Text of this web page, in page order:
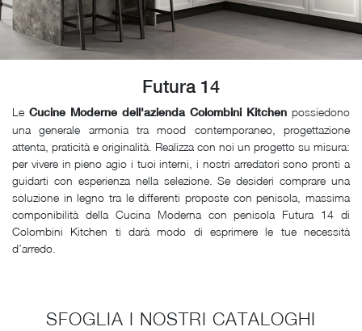
Futura 14
Le Cucine Moderne dell'azienda Colombini Kitchen possiedono
una generale armonia tra mood contemporaneo, progettazione
attenta, praticità e originalità. Realizza con noi un progetto su misura:
per vivere in pieno agio i tuoi interni, i nostri arredatori sono pronti a
guidarti con esperienza nella selezione. Se desideri comprare una
soluzione in legno tra le differenti proposte con penisola, massima
componibilità della Cucina Moderna con penisola Futura 14 di
Colombini Kitchen ti darà modo di esprimere le tue necessità
d’arredo.
SFOGLIA I NOSTRI CATALOGHI